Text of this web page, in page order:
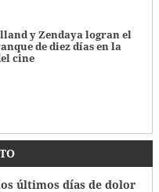
y Zendaya logran el
de diez días en la
cine
últimos días de dolor